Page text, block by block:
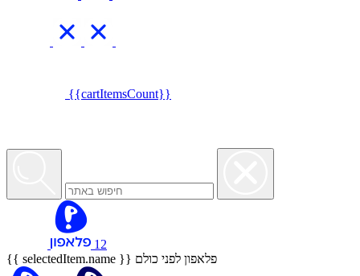
{{cartItemsCount}}
12
{{ selectedItem.name }} פלאפון לפני כולם